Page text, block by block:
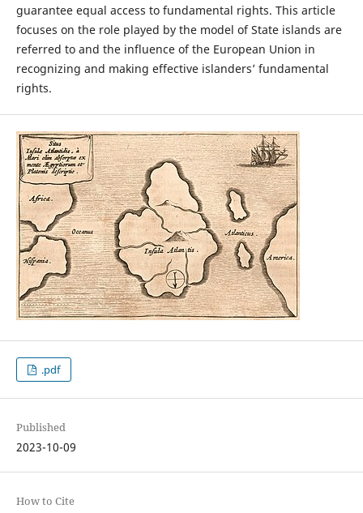
guarantee equal access to fundamental rights. This article
focuses on the role played by the model of State islands are
referred to and the influence of the European Union in
recognizing and making effective islanders’ fundamental
rights.
.pdf
Published
2023-10-09
How to Cite